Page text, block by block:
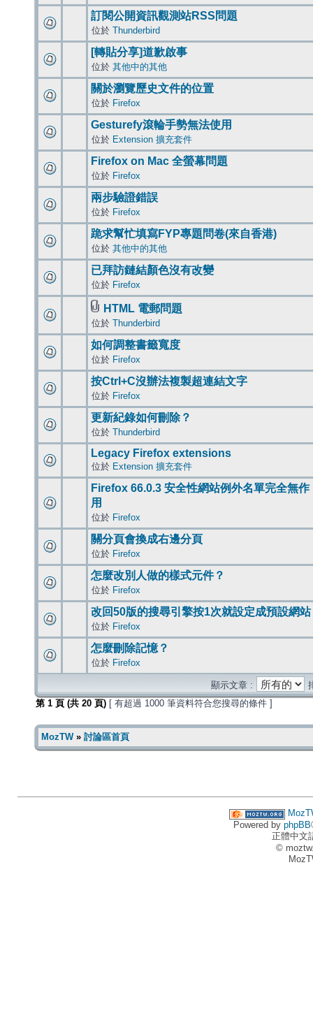
訂閱公開資訊觀測站RSS問題
位於 Thunderbird
[轉貼分享]道歉啟事
位於 其他中的其他
關於瀏覽歷史文件的位置
位於 Firefox
Gesturefy滾輪手勢無法使用
位於 Extension 擴充套件
Firefox on Mac 全螢幕問題
位於 Firefox
兩步驗證錯誤
位於 Firefox
跪求幫忙填寫FYP專題問卷(來自香港)
位於 其他中的其他
已拜訪鏈結顏色沒有改變
位於 Firefox
HTML 電郵問題
位於 Thunderbird
如何調整書籤寬度
位於 Firefox
按Ctrl+C沒辦法複製超連結文字
位於 Firefox
更新紀錄如何刪除？
位於 Thunderbird
Legacy Firefox extensions
位於 Extension 擴充套件
Firefox 66.0.3 安全性網站例外名單完全無作
用
位於 Firefox
關分頁會換成右邊分頁
位於 Firefox
怎麼改別人做的樣式元件？
位於 Firefox
改回50版的搜尋引擎按1次就設定成預設網站
位於 Firefox
怎麼刪除記憶？
位於 Firefox
顯示文章 :
第 1 頁 (共 20 頁) [ 有超過 1000 筆資料符合您搜尋的條件 ]
MozTW» 討論區首頁
Powered by phpBB
正體中文
©